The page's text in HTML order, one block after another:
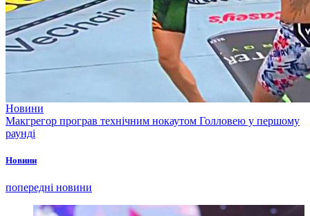
Новини
Макгрегор програв технічним нокаутом Голловею у першому
раунді
Новини
попередні новини